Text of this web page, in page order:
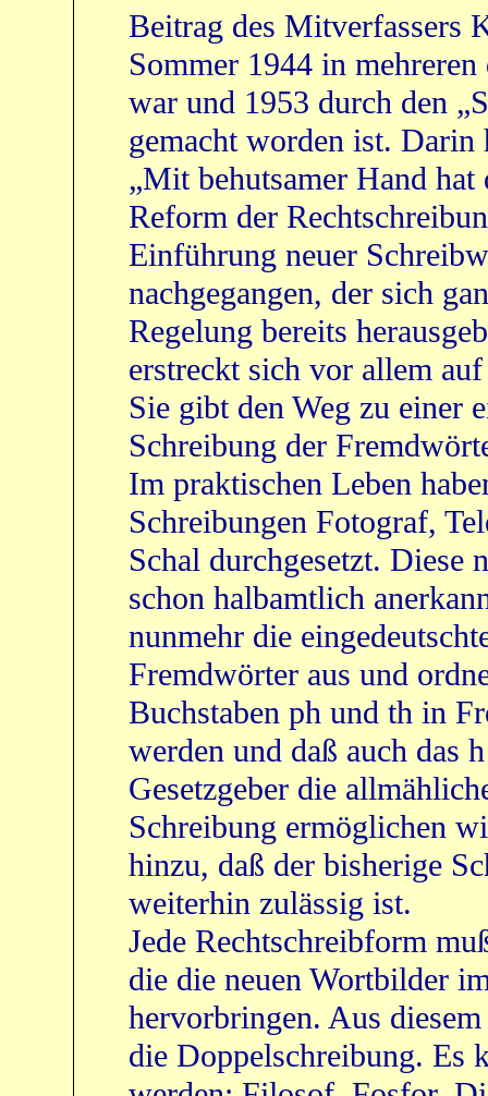
Beitrag des Mitverfassers
Sommer 1944 in
war und 1953 durch den
gemacht worden ist. Darin
„Mit behutsamer Hand hat
Reform der
Einführung neuer
nachgegangen, der sich
Regelung bereits
erstreckt sich vor allem
Sie gibt den Weg zu einer
Schreibung der
Im praktischen Leben
Schreibungen Fotograf,
Schal durchgesetzt. Diese
schon halbamtlich
nunmehr die
Fremdwörter aus und
Buchstaben ph und th in
werden und daß auch das
Gesetzgeber die
Schreibung ermöglichen
hinzu, daß der bisherige
weiterhin zulässig ist.
Jede Rechtschreibform
die die neuen Wortbilder
hervorbringen. Aus
die Doppelschreibung. Es